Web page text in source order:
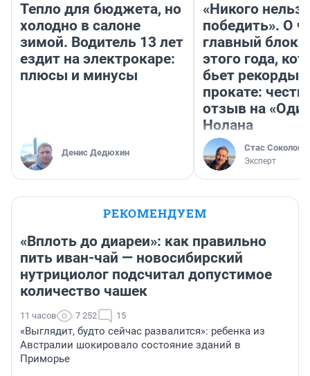
Тепло для бюджета, но
холодно в салоне
зимой. Водитель 13 лет
ездит на электрокаре:
плюсы и минусы
Денис Дедюхин
«Никого нельзя
победить». О
главный
этого года,
бьет рекорды в
прокате:
отзыв на
Нолана
Стас Соколов
Эксперт
РЕКОМЕНДУЕМ
«Вплоть до диареи»: как правильно
пить иван-чай — новосибирский
нутрициолог подсчитал допустимое
количество чашек
11 часов 7 252 15
«Выглядит, будто сейчас развалится»: ребенка из
Австралии шокировало состояние зданий в
Приморье